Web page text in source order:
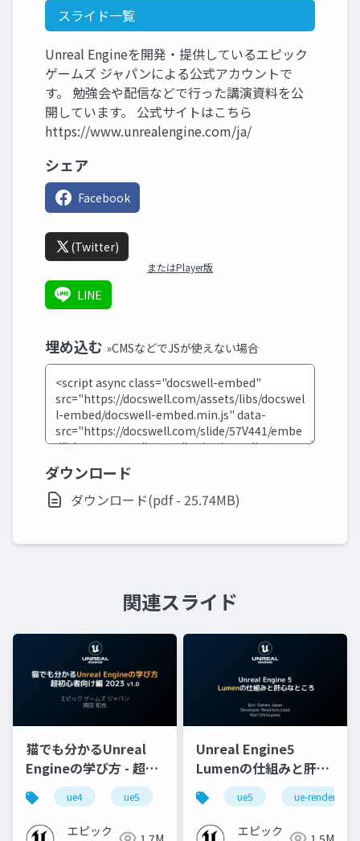
スライド一覧
Unreal Engineを開発・提供しているエピック
ゲームズ ジャパンによる公式アカウントで
す。 勉強会や配信などで行った講演資料を公
開しています。 公式サイトはこちら
https://www.unrealengine.com/ja/
シェア
Facebook
(Twitter)
またはPlayer版
LINE
埋め込む »CMSなどでJSが使えない場合
ダウンロード
ダウンロード(pdf - 25.74MB)
関連スライド
猫でも分かるUnreal
Engineの学び方 - 超初
心者向け編 - 2023 v1.0
ue4 ue5 ue-beginner
エピック
Unreal Engine5
Lumenの仕組みと肝心
なところ
ue5 ue-rendering
エピック